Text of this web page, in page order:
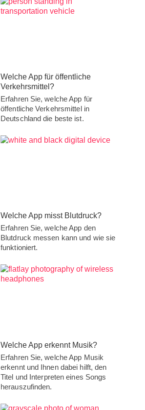
Welche App für öffentliche
Verkehrsmittel?
Erfahren Sie, welche App für
öffentliche Verkehrsmittel in
Deutschland die beste ist.
Welche App misst Blutdruck?
Erfahren Sie, welche App den
Blutdruck messen kann und wie sie
funktioniert.
Welche App erkennt Musik?
Erfahren Sie, welche App Musik
erkennt und Ihnen dabei hilft, den
Titel und Interpreten eines Songs
herauszufinden.